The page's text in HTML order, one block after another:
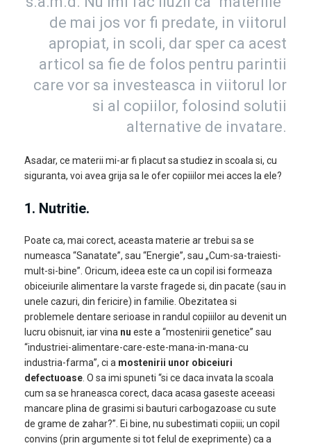
de mai jos vor fi predate, in viitorul
apropiat, in scoli, dar sper ca acest
articol sa fie de folos pentru parintii
care vor sa investeasca in viitorul lor
si al copiilor, folosind solutii
alternative de invatare.
Asadar, ce materii mi-ar fi placut sa studiez in scoala si, cu
siguranta, voi avea grija sa le ofer copiiilor mei acces la ele?
1. Nutritie.
Poate ca, mai corect, aceasta materie ar trebui sa se
numeasca “Sanatate”, sau “Energie”, sau „Cum-sa-traiesti-
mult-si-bine”. Oricum, ideea este ca un copil isi formeaza
obiceiurile alimentare la varste fragede si, din pacate (sau in
unele cazuri, din fericire) in familie. Obezitatea si
problemele dentare serioase in randul copiiilor au devenit un
lucru obisnuit, iar vina nu este a “mostenirii genetice” sau
“industriei-alimentare-care-este-mana-in-mana-cu
industria-farma”, ci a mostenirii unor obiceiuri
defectuoase . O sa imi spuneti “si ce daca invata la scoala
cum sa se hraneasca corect, daca acasa gaseste aceeasi
mancare plina de grasimi si bauturi carbogazoase cu sute
de grame de zahar?”. Ei bine, nu subestimati copiii; un copil
convins (prin argumente si tot felul de exeprimente) ca a